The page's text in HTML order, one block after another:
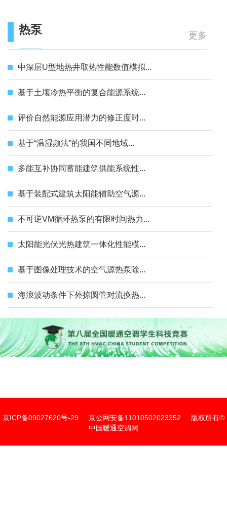
热泵 更多
中深层U型地热井取热性能数值模拟...
基于土壤冷热平衡的复合能源系统...
评价自然能源应用潜力的修正度时...
基于“温湿频法”的我国不同地域...
多能互补协同蓄能建筑供能系统性...
基于装配式建筑太阳能辅助空气源...
不可逆VM循环热泵的有限时间热力...
太阳能光伏光热建筑一体化性能模...
基于图像处理技术的空气源热泵除...
海浪波动条件下外掠圆管对流换热...
京ICP备09027620号-29 京公网安备11010502023352 版权所有©
中国暖通空调网